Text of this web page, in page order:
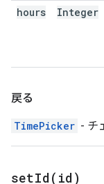
hours Integer
戻る
TimePicker - チ
setId( id)